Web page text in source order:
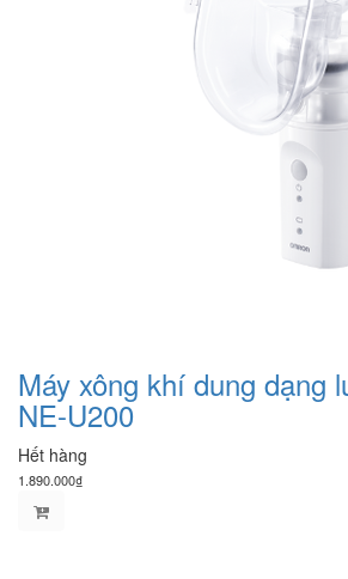
Máy xông khí dung dạng
NE-U200
Hết hàng
1.890.000₫